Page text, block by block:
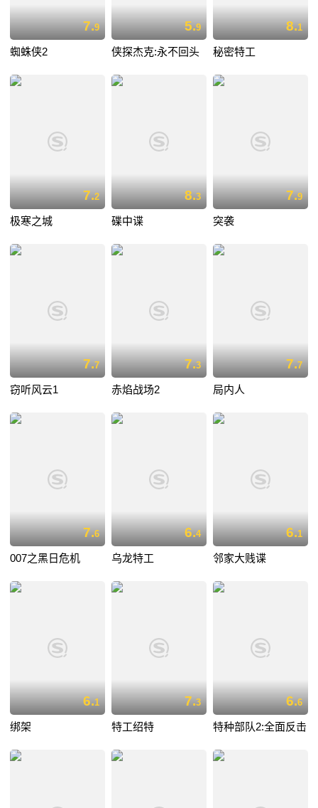
7.9
蜘蛛侠2
5.9
侠探杰克:永不回头
8.1
秘密特工
7.2
极寒之城
8.3
碟中谍
7.9
突袭
7.7
窃听风云1
7.3
赤焰战场2
7.7
局内人
7.6
007之黑日危机
6.4
乌龙特工
6.1
邻家大贱谍
6.1
绑架
7.3
特工绍特
6.6
特种部队2:全面反击